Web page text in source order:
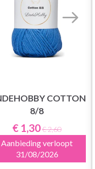
COTTON
8/8
€ 1,30€ 2,60
Aanbieding verloopt
31/08/2026